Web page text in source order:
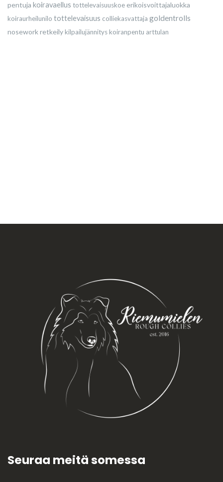
pentuja koiravaellus tottelevaisuuskoe erikoisvoittajaluokka
koiraurheilunilo tottelevaisuus colliekasvattaja goldentrolls
noseworkretkeilykilpailujännityskoiranpentu arttulan
Seuraa meitä somessa